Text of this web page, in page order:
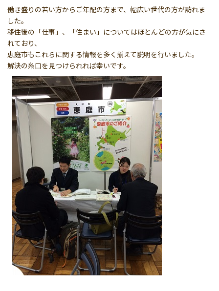
働き盛りの若い方からご年配の方まで、幅広い世代の方が訪れま
した。
移住後の「仕事」、「住まい」についてはほとんどの方が気にさ
れており、
恵庭市もこれらに関する情報を多く揃えて説明を行いました。
解決の糸口を見つけられれば幸いです。